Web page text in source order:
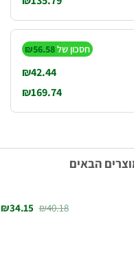
₪40.18
₪34.15
חסכון של ₪56.58
₪42.44
₪169.74